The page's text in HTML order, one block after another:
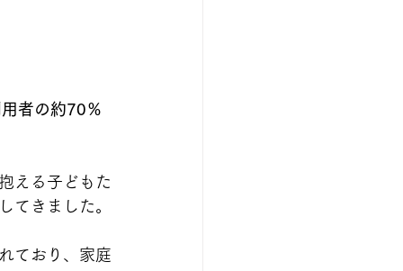
者の約70％
える子どもた
てきました。
ており、家庭